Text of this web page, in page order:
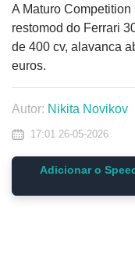
A Maturo
restomod do Ferrari
de 400 cv, alavanca
euros.
Autor: Nikita Novikov
17:01 26-05-2026
Adicionar o